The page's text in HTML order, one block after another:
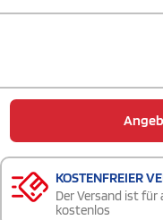
KOSTENFREIER
Der Versand ist für
kostenlos